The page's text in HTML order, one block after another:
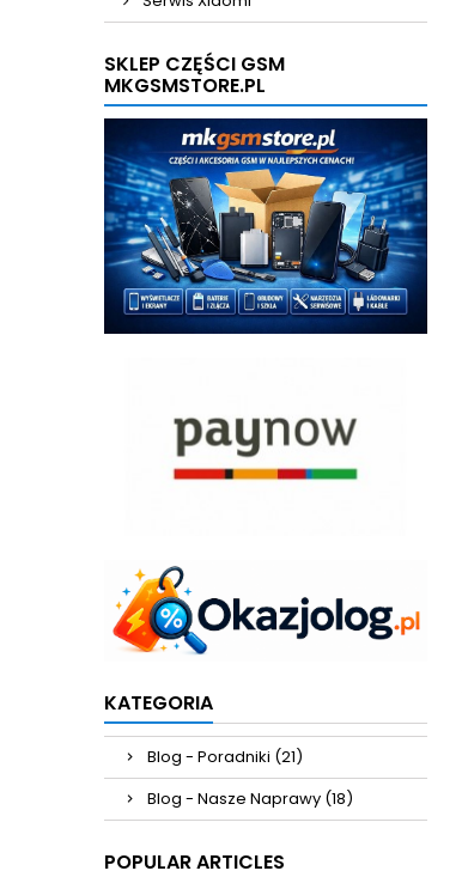
SKLEP CZĘŚCI GSM
MKGSMSTORE.PL
KATEGORIA
Blog - Poradniki (21)
Blog - Nasze Naprawy (18)
POPULAR ARTICLES